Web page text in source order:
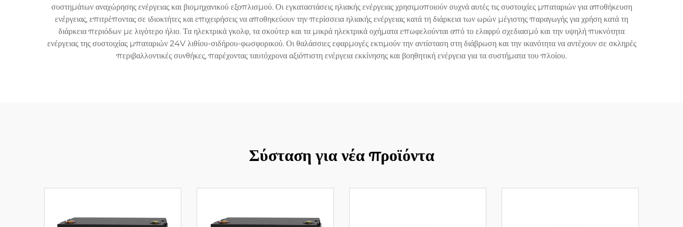
συστημάτων αναχώρησης ενέργειας και βιομηχανικού εξοπλισμού. Οι εγκαταστάσεις ηλιακής ενέργειας χρησιμοποιούν συχνά αυτές τις συστοιχίες μπαταριών για αποθήκευση
ενέργειας, επιτρέποντας σε ιδιοκτήτες και επιχειρήσεις να αποθηκεύουν την περίσσεια ηλιακής ενέργειας κατά τη διάρκεια των ωρών μέγιστης παραγωγής για χρήση κατά τη
διάρκεια περιόδων με λιγότερο ήλιο. Τα ηλεκτρικά γκολφ, τα σκούτερ και τα μικρά ηλεκτρικά οχήματα επωφελούνται από το ελαφρύ σχεδιασμό και την υψηλή πυκνότητα
ενέργειας της συστοιχίας μπαταριών 24V λιθίου-σιδήρου-φωσφορικού. Οι θαλάσσιες εφαρμογές εκτιμούν την αντίσταση στη διάβρωση και την ικανότητα να αντέχουν σε σκληρές
περιβαλλοντικές συνθήκες, παρέχοντας ταυτόχρονα αξιόπιστη ενέργεια εκκίνησης και βοηθητική ενέργεια για τα συστήματα του πλοίου.
Σύσταση για νέα προϊόντα